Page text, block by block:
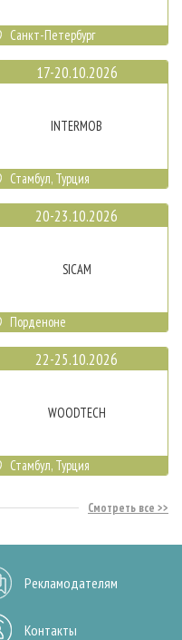
Санкт-Петербург
17-20.10.2026
INTERMOB
Стамбул, Турция
20-23.10.2026
SICAM
Порденоне
22-25.10.2026
WOODTECH
Стамбул, Турция
Смотреть все
Рекламодателям
Контакты